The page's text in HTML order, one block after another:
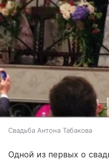
Свадьба Антона Табакова
Одной из первых о